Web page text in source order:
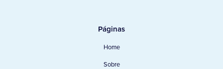
Páginas
Home
Sobre